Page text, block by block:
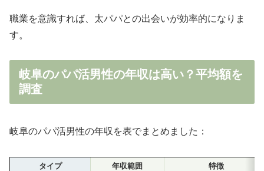
職業を意識すれば、太パパとの出会いが効率的になりま
す。
岐阜のパパ活男性の年収は高い？平均額を
調査
岐阜のパパ活男性の年収を表でまとめました：
タイプ 年収範囲
特徴